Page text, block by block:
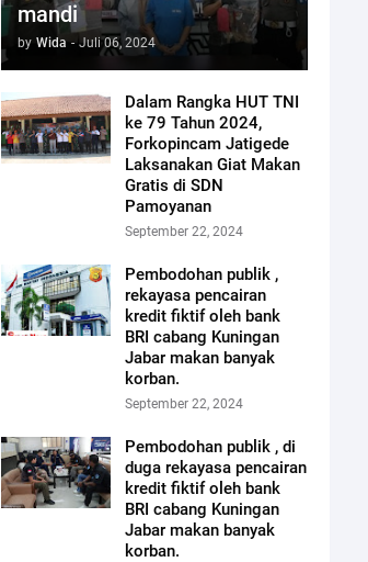
mandi
by Wida - Juli 06, 2024
Dalam Rangka HUT TNI
ke 79 Tahun 2024,
Forkopincam Jatigede
Laksanakan Giat Makan
Gratis di SDN
Pamoyanan
September 22, 2024
Pembodohan publik ,
rekayasa pencairan
kredit fiktif oleh bank
BRI cabang Kuningan
Jabar makan banyak
korban.
September 22, 2024
Pembodohan publik , di
duga rekayasa pencairan
kredit fiktif oleh bank
BRI cabang Kuningan
Jabar makan banyak
korban.